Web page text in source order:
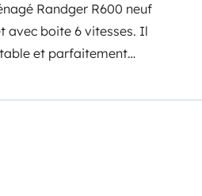
Randger R600 neuf
avec boite 6 vitesses. Il
et parfaitement
avec frigo et freezer,
rangements voulus.